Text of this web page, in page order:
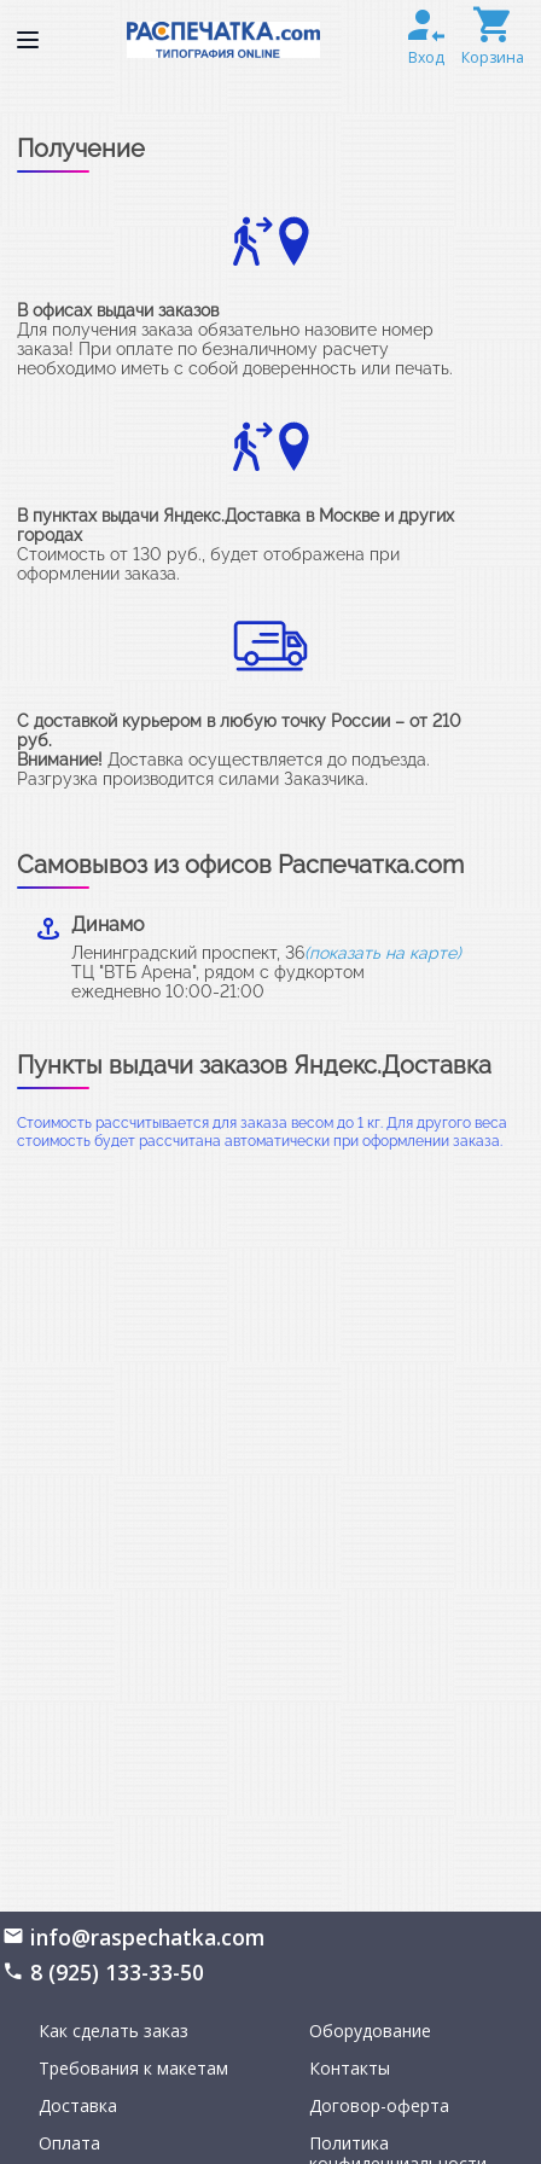
Вход Корзина
Получение
В офисах выдачи заказов
Для получения заказа обязательно назовите номер
заказа! При оплате по безналичному расчету
необходимо иметь с собой доверенность или печать.
В пунктах выдачи Яндекс.Доставка в Москве и других
городах
Стоимость от 130 руб., будет отображена при
оформлении заказа.
С доставкой курьером в любую точку России – от 210
руб.
Внимание! Доставка осуществляется до подъезда.
Разгрузка производится силами Заказчика.
Самовывоз из офисов Распечатка.com
Динамо
Ленинградский проспект, 36(показать на карте)
ТЦ "ВТБ Арена", рядом с фудкортом
ежедневно 10:00-21:00
Пункты выдачи заказов Яндекс.Доставка
Стоимость рассчитывается для заказа весом до 1 кг. Для другого веса
стоимость будет рассчитана автоматически при оформлении заказа.
info@raspechatka.com
8 (925) 133-33-50
Как сделать заказ
Требования к макетам
Доставка
Оплата
Оборудование
Контакты
Договор-оферта
Политика